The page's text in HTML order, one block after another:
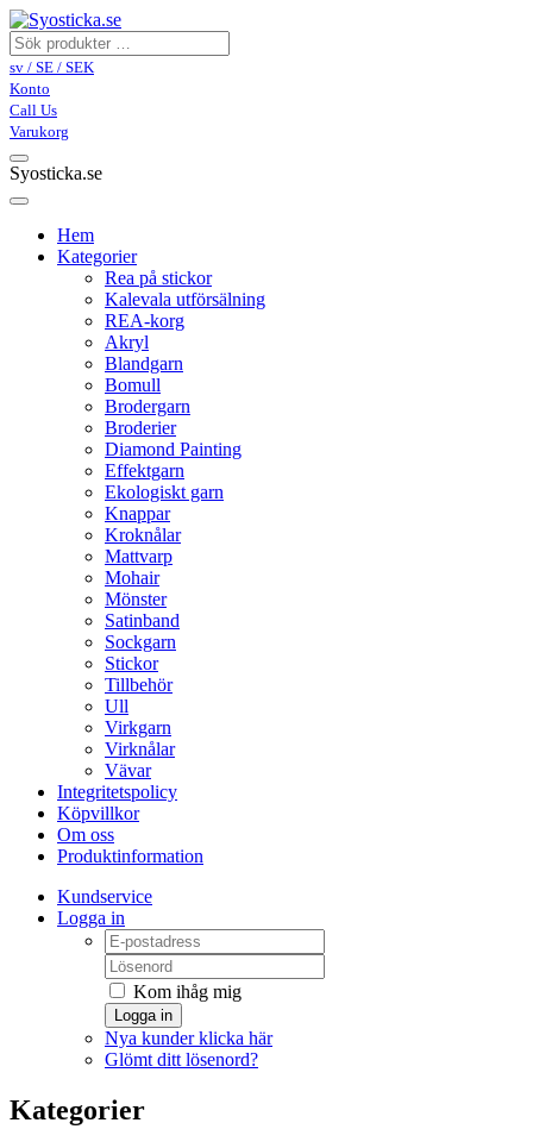
sv / SE / SEK
Konto
Call Us
Varukorg
Syosticka.se
Hem
Kategorier
Rea på stickor
Kalevala utförsälning
REA-korg
Akryl
Blandgarn
Bomull
Brodergarn
Broderier
Diamond Painting
Effektgarn
Ekologiskt garn
Knappar
Kroknålar
Mattvarp
Mohair
Mönster
Satinband
Sockgarn
Stickor
Tillbehör
Ull
Virkgarn
Virknålar
Vävar
Integritetspolicy
Köpvillkor
Om oss
Produktinformation
Kundservice
Logga in
Kom ihåg mig
Logga in
Nya kunder klicka här
Glömt ditt lösenord?
Kategorier